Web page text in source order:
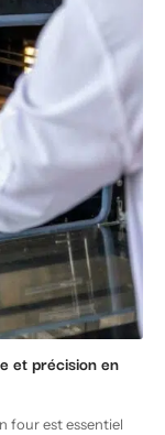
et précision en
four est essentiel